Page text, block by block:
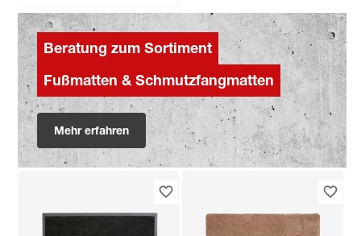
Beratung zum Sortiment
Fußmatten & Schmutzfangmatten
Mehr erfahren